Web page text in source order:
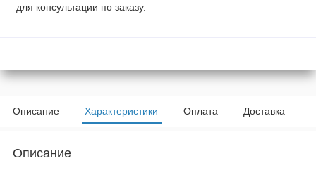
для консультации по заказу.
Описание Характеристики Оплата Доставка
Описание